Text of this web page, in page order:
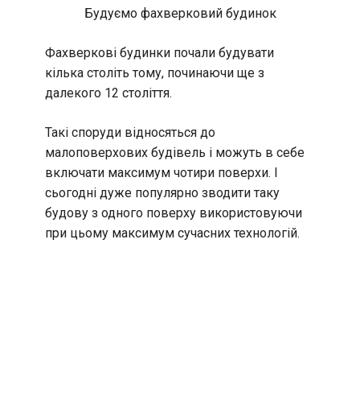
Будуємо фахверковий будинок
Фахверкові будинки почали будувати
кілька століть тому, починаючи ще з
далекого 12 століття.
Такі споруди відносяться до
малоповерхових будівель і можуть в себе
включати максимум чотири поверхи. І
сьогодні дуже популярно зводити таку
будову з одного поверху використовуючи
при цьому максимум сучасних технологій.